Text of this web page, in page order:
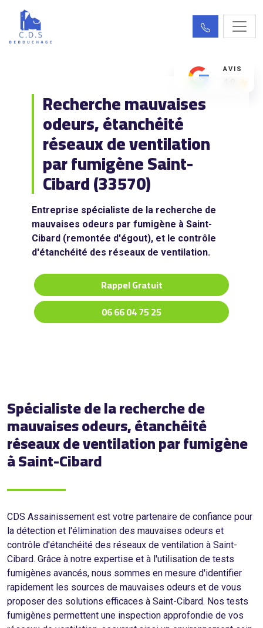
AVIS
Recherche mauvaises
odeurs, étanchéité
réseaux de ventilation
par fumigène Saint-
Cibard (33570)
Entreprise spécialiste de la recherche de
mauvaises odeurs par fumigène à Saint-
Cibard (remontée d'égout), et le contrôle
d'étanchéité des réseaux de ventilation.
Rappel Gratuit
06 66 04 75 25
Spécialiste de la recherche de
mauvaises odeurs, étanchéité
réseaux de ventilation par fumigène
à Saint-Cibard
CDS Assainissement est votre partenaire de confiance pour
la détection et l'élimination des mauvaises odeurs et
contrôle d'étanchéité des réseaux de ventilation à Saint-
Cibard. Grâce à notre expertise et à l'utilisation de tests
fumigènes avancés, nous sommes en mesure d'identifier
rapidement les sources de mauvaises odeurs et de vous
proposer des solutions efficaces à Saint-Cibard. Nos tests
fumigènes permettent une inspection approfondie de vos